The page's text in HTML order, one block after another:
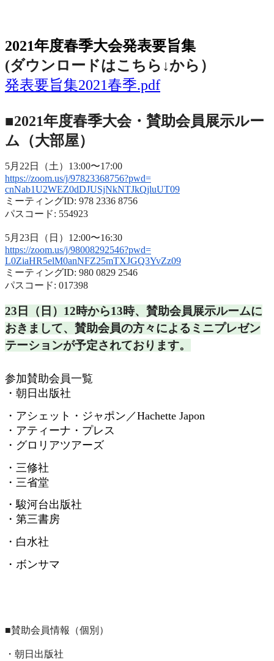
2021年度春季大会発表要旨集
(ダウンロードはこちら↓から ）
発表要旨集2021春季.pdf
■2021年度春季大会・賛助会員展示ルー
ム（大部屋）
5月22日（土）13:00〜17:00
https://zoom.us/j/97823368756?pwd=
cnNab1U2WEZ0dDJUSjNkNTJkQjluUT09
ミーティングID: 978 2336 8756
パスコード: 554923
5月23日（日）12:00〜16:30
https://zoom.us/j/98008292546?pwd=
L0ZiaHR5elM0anNFZ25mTXJGQ3YvZz09
ミーティングID: 980 0829 2546
パスコード: 017398
23日（日）12時から13時、 賛助会員展示ルームに
おきまして、 賛助会員の方々によるミニプレゼン
テーションが予定されております。
参加賛助会員一覧
・朝日出版社
・アシェット・ジャポン／Hachette Japon
・アティーナ・プレス
・グロリアツアーズ
・三修社
・三省堂
・駿河台出版社
・第三書房
・白水社
・ボンサマ
■賛助会員情報（個別）
・朝日出版社